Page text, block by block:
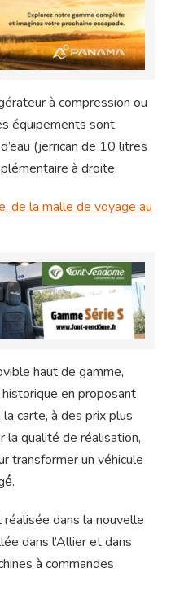
à compression ou
équipements sont
(jerrican de 10 litres
à droite.
de la malle de voyage au
haut de gamme,
en proposant
carte, à des prix plus
la qualité de réalisation,
transformer un véhicule
dans la nouvelle
dans l’Allier et dans
à commandes